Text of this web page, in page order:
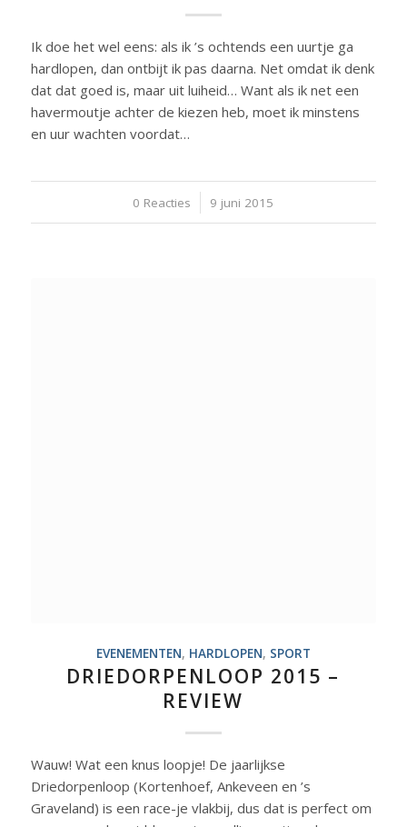
Ik doe het wel eens: als ik ’s ochtends een uurtje ga
hardlopen, dan ontbijt ik pas daarna. Net omdat ik denk
dat dat goed is, maar uit luiheid… Want als ik net een
havermoutje achter de kiezen heb, moet ik minstens
en uur wachten voordat…
0 Reacties
/ 9 juni 2015
EVENEMENTEN, HARDLOPEN, SPORT
DRIEDORPENLOOP 2015 –
REVIEW
Wauw! Wat een knus loopje! De jaarlijkse
Driedorpenloop (Kortenhoef, Ankeveen en ’s
Graveland) is een race-je vlakbij, dus dat is perfect om